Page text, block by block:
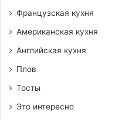
Французская кухня
Американская кухня
Английская кухня
Плов
Тосты
Это интересно